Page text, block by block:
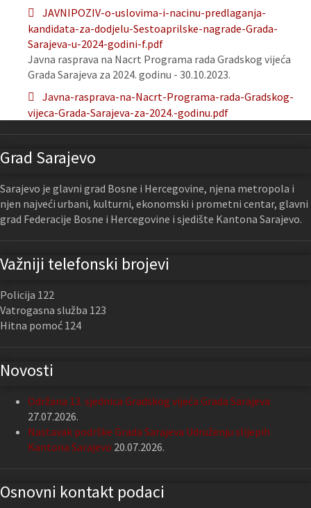
JAVNIPOZIV-o-uslovima-i-nacinu-predlaganja-
kandidata-za-dodjelu-Sestoaprilske-nagrade-Grada-
Sarajeva-u-2024-godini-f.pdf
Javna rasprava na Nacrt Programa rada Gradskog vijeća
Grada Sarajeva za 2024. godinu - 30.10.2023.
Javna-rasprava-na-Nacrt-Programa-rada-Gradskog-
vijeca-Grada-Sarajeva-za-2024.-godinu.pdf
Grad Sarajevo
Sarajevo je glavni grad Bosne i Hercegovine, njena metropola i
njen najveći urbani, kulturni, ekonomski i prometni centar, glavni
grad Federacije Bosne i Hercegovine i sjedište Kantona Sarajevo.
Važniji telefonski brojevi
Policija 122
Vatrogasna služba 123
Hitna pomoć 124
Novosti
Održana 13. sjednica Gradskog vijeća Grada Sarajeva
27.07.2026.
Nastavak podrške Grada Sarajeva Udruženju slijepih
Kantona Sarajevo 20.07.2026.
Osnovni kontakt podaci